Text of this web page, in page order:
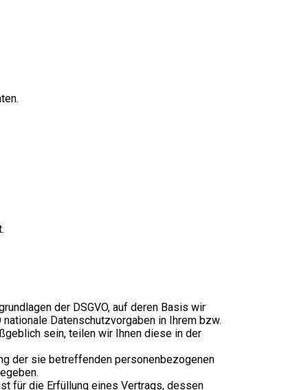
der DSGVO, auf deren Basis wir
Datenschutzvorgaben in Ihrem bzw.
sein, teilen wir Ihnen diese in der
der sie betreffenden personenbezogenen
für die Erfüllung eines Vertrags, dessen